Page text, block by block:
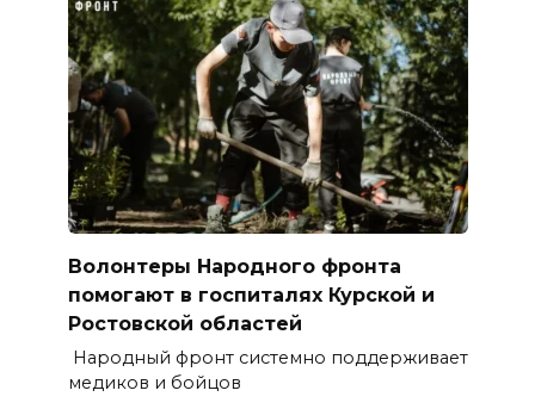
Волонтеры Народного фронта
помогают в госпиталях Курской и
Ростовской областей
Народный фронт системно поддерживает
медиков и бойцов